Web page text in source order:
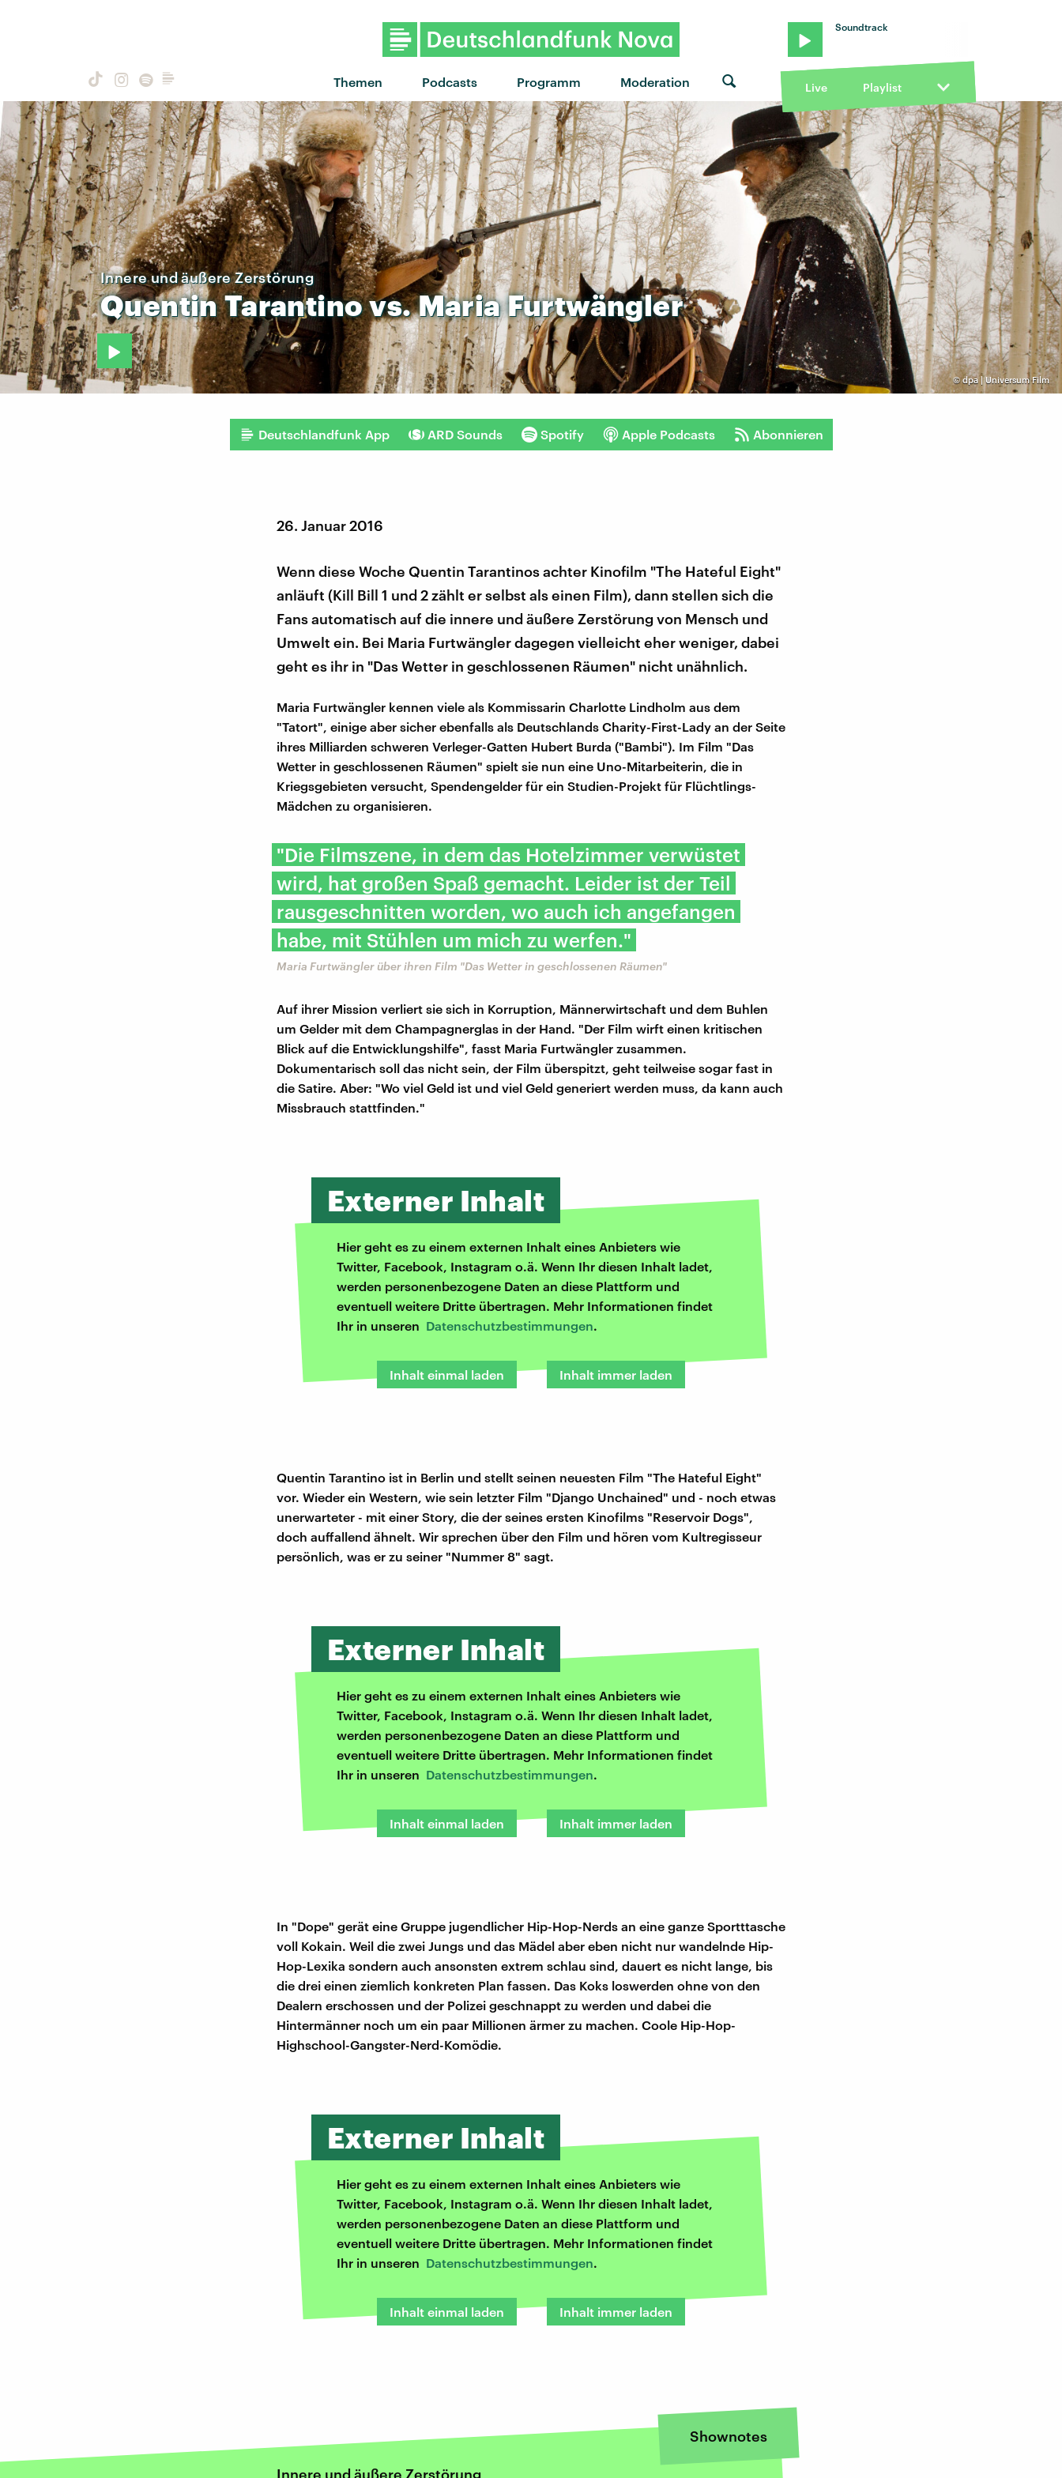
Themen Podcasts Programm Moderation
Soundtrack
Live Playlist
©dpa | Universum Film
Innere und äußere Zerstörung
QuentinTarantinovs.MariaFurtwängler
Deutschlandfunk App ARD Sounds Spotify Apple Podcasts Abonnieren
26. Januar 2016
Wenn diese Woche Quentin Tarantinos achter Kinofilm "The Hateful Eight"
anläuft (Kill Bill 1 und 2 zählt er selbst als einen Film), dann stellen sich die
Fans automatisch auf die innere und äußere Zerstörung von Mensch und
Umwelt ein. Bei Maria Furtwängler dagegen vielleicht eher weniger, dabei
geht es ihr in "Das Wetter in geschlossenen Räumen" nicht unähnlich.
Maria Furtwängler kennen viele als Kommissarin Charlotte Lindholm aus dem
"Tatort", einige aber sicher ebenfalls als Deutschlands Charity-First-Lady an der Seite
ihres Milliarden schweren Verleger-Gatten Hubert Burda ("Bambi"). Im Film "Das
Wetter in geschlossenen Räumen" spielt sie nun eine Uno-Mitarbeiterin, die in
Kriegsgebieten versucht, Spendengelder für ein Studien-Projekt für Flüchtlings-
Mädchen zu organisieren.
"Die Filmszene, in dem das Hotelzimmer verwüstet
wird, hat großen Spaß gemacht. Leider ist der Teil
rausgeschnitten worden, wo auch ich angefangen
habe, mit Stühlen um mich zu werfen."
Maria Furtwängler über ihren Film "Das Wetter in geschlossenen Räumen"
Auf ihrer Mission verliert sie sich in Korruption, Männerwirtschaft und dem Buhlen
um Gelder mit dem Champagnerglas in der Hand. "Der Film wirft einen kritischen
Blick auf die Entwicklungshilfe", fasst Maria Furtwängler zusammen.
Dokumentarisch soll das nicht sein, der Film überspitzt, geht teilweise sogar fast in
die Satire. Aber: "Wo viel Geld ist und viel Geld generiert werden muss, da kann auch
Missbrauch stattfinden."
Externer Inhalt
Hier geht es zu einem externen Inhalt eines Anbieters wie
Twitter, Facebook, Instagram o.ä. Wenn Ihr diesen Inhalt ladet,
werden personenbezogene Daten an diese Plattform und
eventuell weitere Dritte übertragen. Mehr Informationen findet
Ihr in unseren Datenschutzbestimmungen.
Inhalt einmal laden Inhalt immer laden
Quentin Tarantino ist in Berlin und stellt seinen neuesten Film "The Hateful Eight"
vor. Wieder ein Western, wie sein letzter Film "Django Unchained" und - noch etwas
unerwarteter - mit einer Story, die der seines ersten Kinofilms "Reservoir Dogs",
doch auffallend ähnelt. Wir sprechen über den Film und hören vom Kultregisseur
persönlich, was er zu seiner "Nummer 8" sagt.
Externer Inhalt
Hier geht es zu einem externen Inhalt eines Anbieters wie
Twitter, Facebook, Instagram o.ä. Wenn Ihr diesen Inhalt ladet,
werden personenbezogene Daten an diese Plattform und
eventuell weitere Dritte übertragen. Mehr Informationen findet
Ihr in unseren Datenschutzbestimmungen.
Inhalt einmal laden Inhalt immer laden
In "Dope" gerät eine Gruppe jugendlicher Hip-Hop-Nerds an eine ganze Sportttasche
voll Kokain. Weil die zwei Jungs und das Mädel aber eben nicht nur wandelnde Hip-
Hop-Lexika sondern auch ansonsten extrem schlau sind, dauert es nicht lange, bis
die drei einen ziemlich konkreten Plan fassen. Das Koks loswerden ohne von den
Dealern erschossen und der Polizei geschnappt zu werden und dabei die
Hintermänner noch um ein paar Millionen ärmer zu machen. Coole Hip-Hop-
Highschool-Gangster-Nerd-Komödie.
Externer Inhalt
Hier geht es zu einem externen Inhalt eines Anbieters wie
Twitter, Facebook, Instagram o.ä. Wenn Ihr diesen Inhalt ladet,
werden personenbezogene Daten an diese Plattform und
eventuell weitere Dritte übertragen. Mehr Informationen findet
Ihr in unseren Datenschutzbestimmungen.
Inhalt einmal laden Inhalt immer laden
Shownotes
Innere und äußere Zerstörung